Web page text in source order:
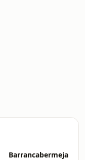
Barrancabermeja